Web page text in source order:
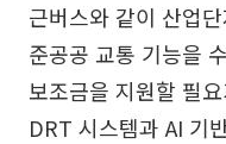
근버스와 같이 산업
준공공 교통 기능을
보조금을 지원할 필
DRT 시스템과 AI 기